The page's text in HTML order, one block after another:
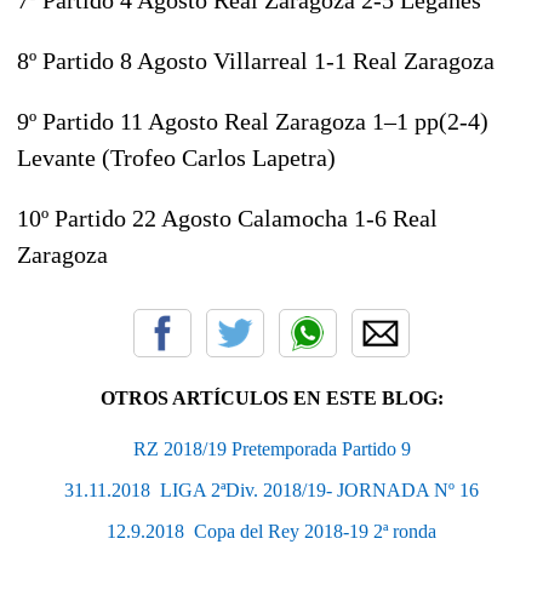
8º Partido 8 Agosto Villarreal 1-1 Real Zaragoza
9º Partido 11 Agosto Real Zaragoza 1–1 pp(2-4)
Levante (Trofeo Carlos Lapetra)
10º Partido 22 Agosto Calamocha 1-6 Real
Zaragoza
OTROS ARTÍCULOS EN ESTE BLOG:
RZ 2018/19 Pretemporada Partido 9
31.11.2018  LIGA 2ªDiv. 2018/19- JORNADA Nº 16
12.9.2018  Copa del Rey 2018-19 2ª ronda